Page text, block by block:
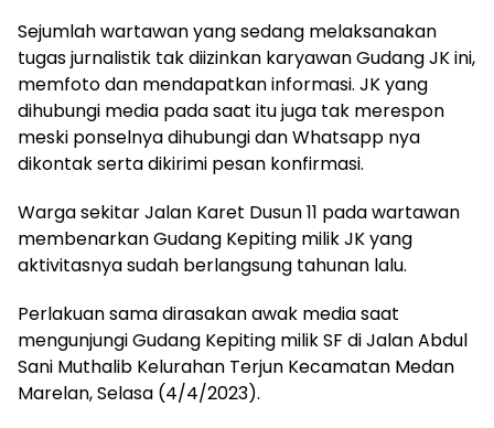
Sejumlah wartawan yang sedang melaksanakan
tugas jurnalistik tak diizinkan karyawan Gudang JK ini,
memfoto dan mendapatkan informasi. JK yang
dihubungi media pada saat itu juga tak merespon
meski ponselnya dihubungi dan Whatsapp nya
dikontak serta dikirimi pesan konfirmasi.
Warga sekitar Jalan Karet Dusun 11 pada wartawan
membenarkan Gudang Kepiting milik JK yang
aktivitasnya sudah berlangsung tahunan lalu.
Perlakuan sama dirasakan awak media saat
mengunjungi Gudang Kepiting milik SF di Jalan Abdul
Sani Muthalib Kelurahan Terjun Kecamatan Medan
Marelan, Selasa (4/4/2023).